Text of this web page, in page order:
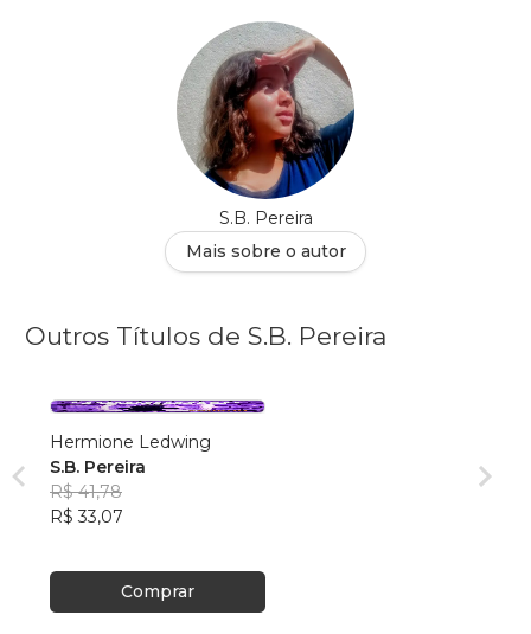
S.B. Pereira
Mais sobre o autor
Outros Títulos de S.B. Pereira
Hermione Ledwing
S.B. Pereira
R$ 41,78
R$ 33,07
Comprar